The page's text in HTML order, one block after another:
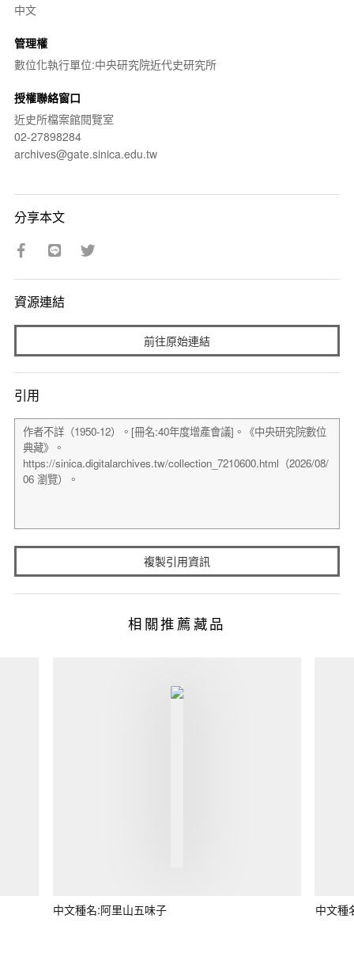
中文
管理權
數位化執行單位:中央研究院近代史研究所
授權聯絡窗口
近史所檔案館閱覽室
02-27898284
archives@gate.sinica.edu.tw
分享本文
資源連結
前往原始連結
引用
複製引用資訊
相關推薦藏品
中文種名:阿里山五味子 中文種